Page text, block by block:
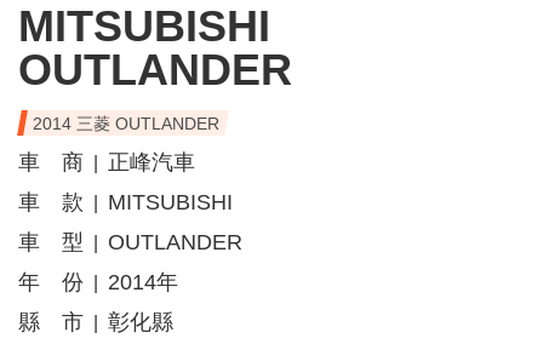
MITSUBISHI
OUTLANDER
2014 三菱 OUTLANDER
車 商
正峰汽車
車 款
MITSUBISHI
車 型
OUTLANDER
年 份
2014年
縣 市
彰化縣